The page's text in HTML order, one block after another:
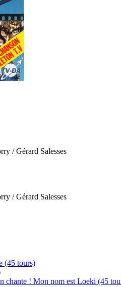
/ Gérard Salesses
/ Gérard Salesses
(45 tours)
chante ! Mon nom est Loeki (45